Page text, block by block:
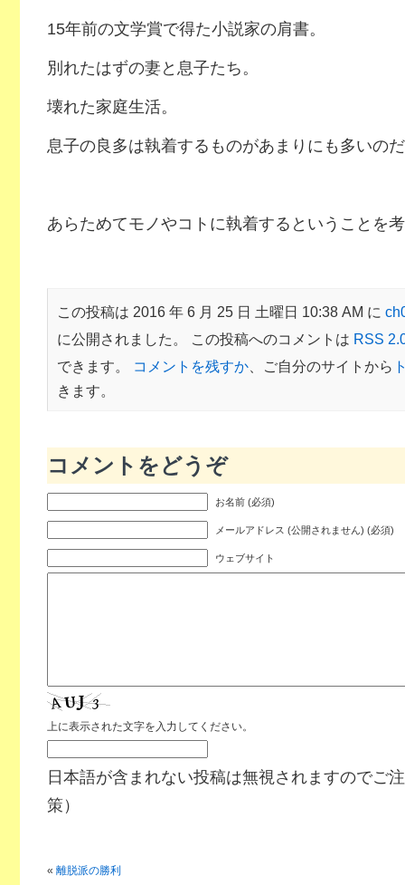
15年前の文学賞で得た小説家の肩書。
別れたはずの妻と息子たち。
壊れた家庭生活。
息子の良多は執着するものがあまりにも多いの
あらためてモノやコトに執着するということを
この投稿は 2016 年 6 月 25 日 土曜日 10:38 AM に
に公開されました。 この投稿へのコメントは RSS
できます。
コメントを残すか、ご自分のサイトから
きます。
コメントをどうぞ
お名前 (必須)
メールアドレス (公開されません) (必須)
ウェブサイト
上に表示された文字を入力してください。
日本語が含まれない投稿は無視されますのでご
策）
« 離脱派の勝利